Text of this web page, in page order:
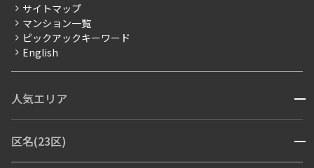
賃料改定
フリーレント
ペット可
ブランドマンション
サイトマップ
マンション一覧
ピックアックキーワード
English
人気エリア 開閉
青山・表参道・原宿
区名(23区) 開閉